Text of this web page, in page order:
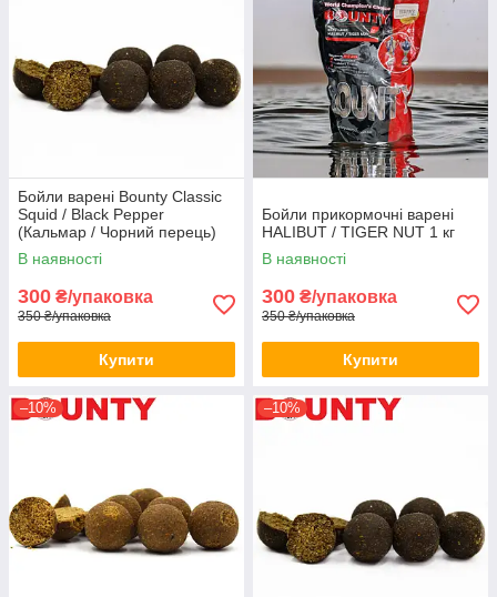
Бойли варені Bounty Classic
Squid / Black Pepper
(Кальмар / Чорний перець)
1кг
В наявності
300 ₴/упаковка
350 ₴/упаковка
Купити
Бойли прикормочні варені
HALIBUT / TIGER NUT 1 кг
В наявності
300 ₴/упаковка
350 ₴/упаковка
Купити
–10% –10%